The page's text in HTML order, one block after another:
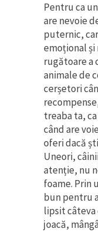
Pentru ca
are nevoie
puternic,
emoțional și
rugătoare a
animale de
cerșetori
treaba ta,
când are
oferi dacă
Uneori,
atenție, nu
foame. Prin
bun pentru
lipsit câteva
joacă,